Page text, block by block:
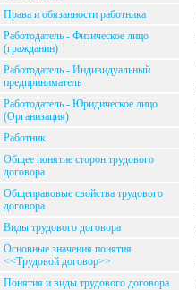
Права и обязанности работника
Работодатель - Физическое лицо
(гражданин)
Работодатель - Индивидуальный
предприниматель
Работодатель - Юридическое лицо
(Организация)
Работник
Общее понятие сторон трудового
договора
Общеправовые свойства трудового
договора
Виды трудового договора
Основные значения понятия
<<Трудовой договор>>
Понятия и виды трудового договора